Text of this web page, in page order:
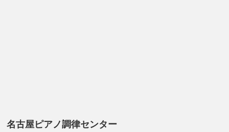
名古屋ピアノ調律センター